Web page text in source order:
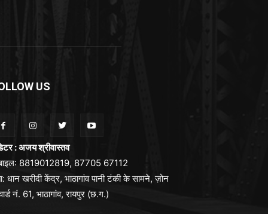
US
: अजय श्रीवास्तव
8819012819, 87705 67112
धान खरीदी केंद्र, भाठागांव पानी टंकी के सामने, ज़ोन
नं. 61, भाठागांव, रायपुर (छ.ग.)